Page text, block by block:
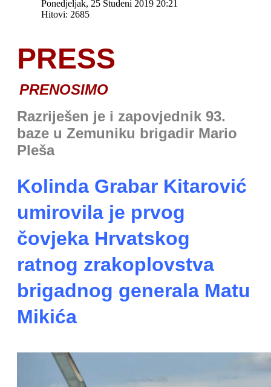
Ponedjeljak, 25 Studeni 2019 20:21
Hitovi: 2685
PRESS
PRENOSIMO
Razriješen je i zapovjednik 93.
baze u Zemuniku brigadir Mario
Pleša
Kolinda Grabar Kitarović
umirovila je prvog
čovjeka Hrvatskog
ratnog zrakoplovstva
brigadnog generala Matu
Mikića